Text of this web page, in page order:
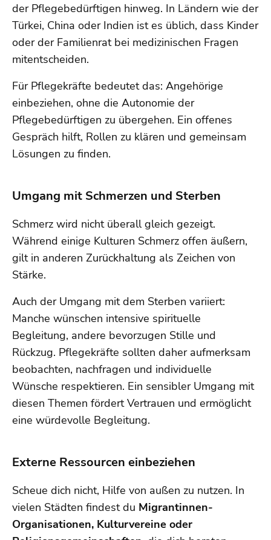
der Pflegebedürftigen hinweg. In Ländern wie der
Türkei, China oder Indien ist es üblich, dass Kinder
oder der Familienrat bei medizinischen Fragen
mitentscheiden.
Für Pflegekräfte bedeutet das: Angehörige
einbeziehen, ohne die Autonomie der
Pflegebedürftigen zu übergehen. Ein offenes
Gespräch hilft, Rollen zu klären und gemeinsam
Lösungen zu finden.
Umgang mit Schmerzen und Sterben
Schmerz wird nicht überall gleich gezeigt.
Während einige Kulturen Schmerz offen äußern,
gilt in anderen Zurückhaltung als Zeichen von
Stärke.
Auch der Umgang mit dem Sterben variiert:
Manche wünschen intensive spirituelle
Begleitung, andere bevorzugen Stille und
Rückzug. Pflegekräfte sollten daher aufmerksam
beobachten, nachfragen und individuelle
Wünsche respektieren. Ein sensibler Umgang mit
diesen Themen fördert Vertrauen und ermöglicht
eine würdevolle Begleitung.
Externe Ressourcen einbeziehen
Scheue dich nicht, Hilfe von außen zu nutzen. In
vielen Städten findest du Migrantinnen-
Organisationen, Kulturvereine oder